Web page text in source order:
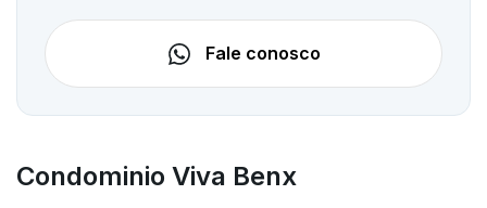
Fale conosco
Condominio Viva Benx